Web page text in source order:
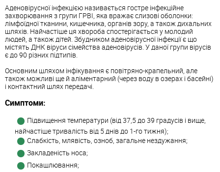
Аденовірусної інфекцією називається гостре інфекційне
захворювання з групи ГРВІ, яка вражає слизові оболонки:
лімфоїдної тканини, кишечника, органів зору, а також дихальних
шляхів. Найчастіше ця хвороба спостерігається у молодий
людей, а також дітей. Збудником аденовірусної інфекції є що
містять ДНК віруси сімейства аденовірусів. У даної групи вірусів
є до 90 різних підтипів.
Основним шляхом інфікування є повітряно-крапельний, але
також можливі ще й аліментарний (через воду в озерах і басейні)
і контактний шлях передачі.
Симптоми:
Підвищення температури (від 37,5 до 39 градусів і вище,
найчастіше тривалість від 5 днів до 1-го тижня);
Слабкість, млявість, озноб, загальне нездужання;
Закладеність носа;
Покашлювання;